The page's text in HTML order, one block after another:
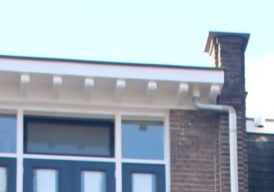
ontvangen en met plezier en vakmanschap is hier gewerkt.